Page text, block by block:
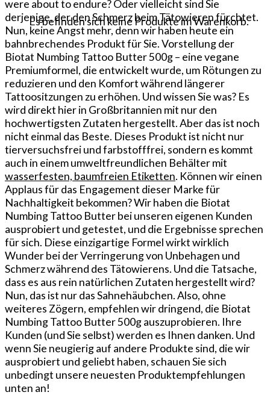
Es befinden sich keine Produkte im Warenkorb.
⁤were about ⁤to ‌endure? Oder vielleicht sind Sie
derjenige, der den Schmerz beim Tätowieren fürchtet.
Nun, keine Angst mehr, denn wir haben heute ein
bahnbrechendes Produkt für Sie. Vorstellung der
Biotat Numbing Tattoo Butter 500g – eine vegane
Premiumformel, die entwickelt wurde, um Rötungen zu
reduzieren und den Komfort während längerer
Tattoositzungen zu erhöhen. Und wissen Sie was? Es
wird direkt hier in Großbritannien mit nur den
hochwertigsten Zutaten hergestellt. Aber das ist noch
nicht einmal das Beste. Dieses Produkt ist nicht nur
tierversuchsfrei und farbstofffrei, sondern es kommt
auch in einem umweltfreundlichen Behälter mit
wasserfesten, baumfreien Etiketten. Können wir einen
Applaus für das Engagement dieser Marke für
Nachhaltigkeit bekommen? Wir haben die Biotat
Numbing Tattoo Butter bei unseren eigenen Kunden
ausprobiert und getestet, und die Ergebnisse sprechen
für sich. Diese einzigartige Formel wirkt wirklich
Wunder bei der Verringerung von Unbehagen und
Schmerz während des Tätowierens. Und die Tatsache,
dass es aus rein natürlichen Zutaten hergestellt wird?
Nun, das ist nur das Sahnehäubchen. Also, ohne
weiteres Zögern, empfehlen wir dringend, die Biotat
Numbing Tattoo Butter 500g auszuprobieren. Ihre
Kunden (und Sie selbst) werden es Ihnen danken. Und
wenn Sie neugierig auf andere Produkte sind, die wir
ausprobiert und geliebt haben, schauen Sie sich
unbedingt unsere neuesten Produktempfehlungen
unten an!